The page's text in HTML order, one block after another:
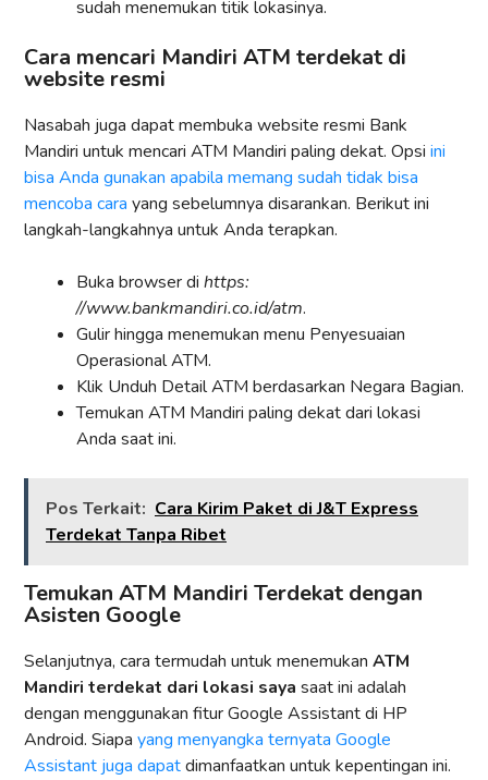
sudah menemukan titik lokasinya.
Cara mencari Mandiri ATM terdekat di
website resmi
Nasabah juga dapat membuka website resmi Bank
Mandiri untuk mencari ATM Mandiri paling dekat. Opsi ini
bisa Anda gunakan apabila memang sudah tidak bisa
mencoba cara yang sebelumnya disarankan. Berikut ini
langkah-langkahnya untuk Anda terapkan.
Buka browser di https:
//www.bankmandiri.co.id/atm.
Gulir hingga menemukan menu Penyesuaian
Operasional ATM.
Klik Unduh Detail ATM berdasarkan Negara Bagian.
Temukan ATM Mandiri paling dekat dari lokasi
Anda saat ini.
Pos Terkait: Cara Kirim Paket di J&T Express
Terdekat Tanpa Ribet
Temukan ATM Mandiri Terdekat dengan
Asisten Google
Selanjutnya, cara termudah untuk menemukan ATM
Mandiri terdekat dari lokasi saya saat ini adalah
dengan menggunakan fitur Google Assistant di HP
Android. Siapa yang menyangka ternyata Google
Assistant juga dapatdimanfaatkan untuk kepentingan ini.